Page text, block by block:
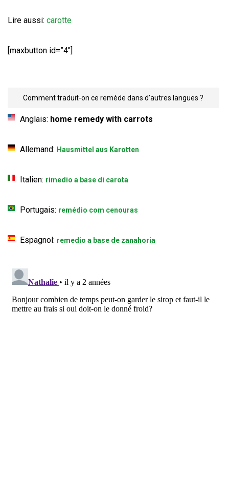
Lire aussi: carotte
[maxbutton id=”4″]
Comment traduit-on ce remède dans d’autres langues ?
Anglais: home remedy with carrots
Allemand: Hausmittel aus Karotten
Italien: rimedio a base di carota
Portugais: remédio com cenouras
Espagnol: remedio a base de zanahoria